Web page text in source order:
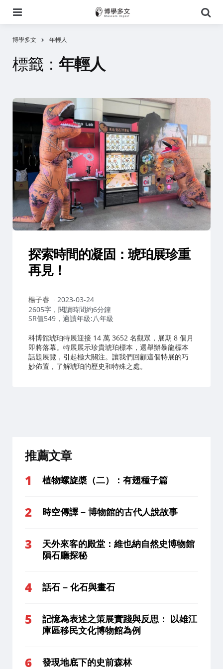
尋
博學多文 年輕人
標籤： 年輕人
探索時間的凝固：琥珀展珍重
再見！
作
者：
楊子睿
2023-03-24
2605字，閱讀時間約6分鐘
SR值549，適讀年級:八年級
科博館琥珀特展迎接 14 萬 3652 名觀眾，展期 8 個月
即將落幕。特展展示珍貴琥珀標本，還舉辦暴龍標本
話題展覽，引起極大關注。讓我們回顧這個特展的巧
妙佈置，了解琥珀的歷史和特殊之處。
推薦文章
植物螺旋槳（二）：有翅種子篇
時空傳譯 – 博物館的古代人說故事
天外來客的殿堂：維也納自然史博物館
隕石廳探秘
話石 – 化石與畫石
記憶為表述之策展實踐與反思： 以雄江
庫區移民文化博物館為例
發現地底下的史前森林